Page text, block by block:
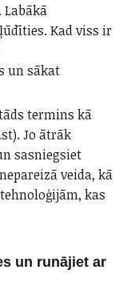
Labākā
Kad viss ir
un sākat
termins kā
Jo ātrāk
sasniegsiet
veida, kā
kas
un runājiet ar